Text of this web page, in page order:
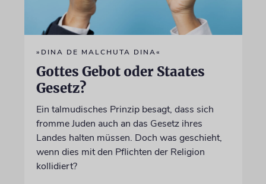
»DINA DE MALCHUTA DINA«
Gottes Gebot oder Staates
Gesetz?
Ein talmudisches Prinzip besagt, dass sich
fromme Juden auch an das Gesetz ihres
Landes halten müssen. Doch was geschieht,
wenn dies mit den Pflichten der Religion
kollidiert?